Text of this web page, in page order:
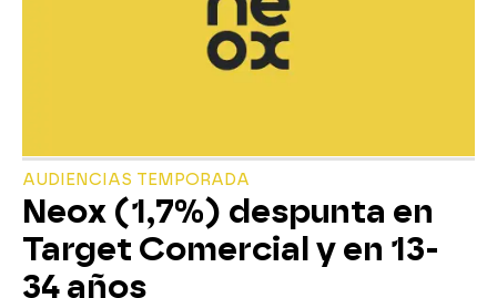
AUDIENCIAS TEMPORADA
Neox (1,7%) despunta en
Target Comercial y en 13-
34 años